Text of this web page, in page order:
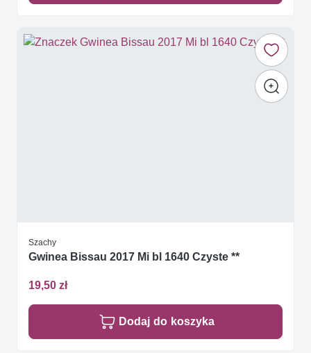
Szachy
Gwinea Bissau 2017 Mi bl 1640 Czyste **
19,50 zł
Dodaj do koszyka